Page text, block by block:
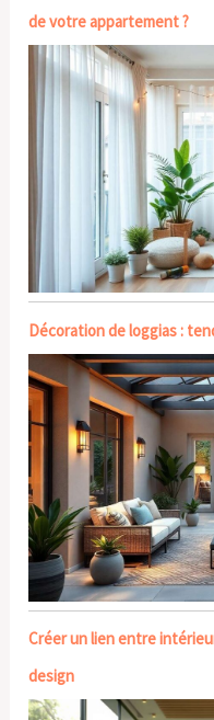
de votre appartement ?
Décoration de loggias :
Créer un lien entre
design